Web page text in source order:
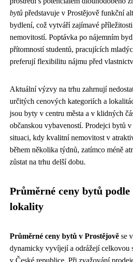
bytů představuje v Prostějově funkční
bydlení, což vytváří zajímavé
nemovitostí. Poptávka po nájemním
přítomností studentů, pracujících
preferují flexibilitu nájmu před
Aktuální výzvy na trhu zahrnují
určitých cenových kategoriích a
jsou byty v centru města a v klidných
občanskou vybaveností. Prodejci bytů
situaci, kdy kvalitní nemovitost v
během několika týdnů, zatímco méně
zůstat na trhu delší dobu.
Průměrné ceny bytů
lokality
Průměrné ceny bytů v Prostějově se
dynamicky vyvíjejí a odrážejí celkovou
v České republice. Při zvažování